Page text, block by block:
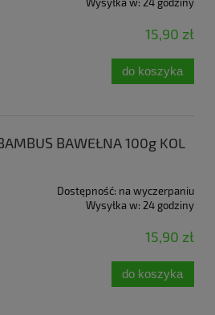
15,90 zł
do koszyka
BAWEŁNA 100g KOL
Dostępność: na wyczerpaniu
Wysyłka w: 24 godziny
15,90 zł
do koszyka